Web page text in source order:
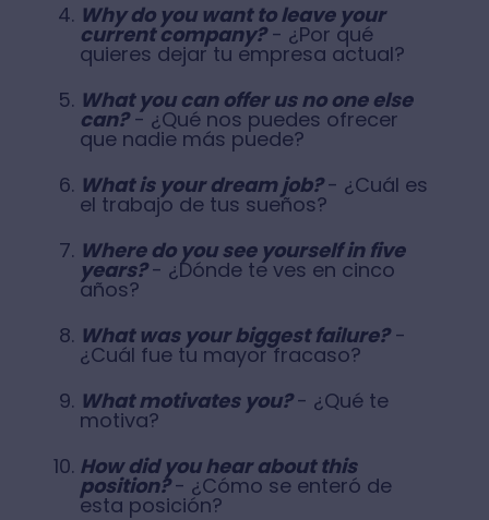
Why do you want to leave your
current company?- ¿Por qué
quieres dejar tu empresa actual?
What you can offer us no one else
can?- ¿Qué nos puedes ofrecer
que nadie más puede?
What is your dream job?- ¿Cuál es
el trabajo de tus sueños?
Where do you see yourself in five
years?- ¿Dónde te ves en cinco
años?
What was your biggest failure?-
¿Cuál fue tu mayor fracaso?
What motivates you?- ¿Qué te
motiva?
How did you hear about this
position?- ¿Cómo se enteró de
esta posición?